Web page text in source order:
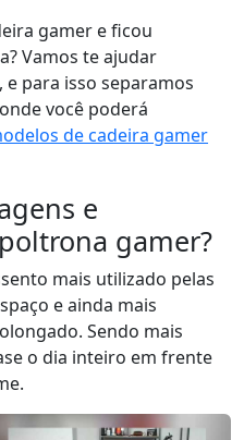
gamer e ficou
Vamos te ajudar
para isso separamos
você poderá
de cadeira gamer
e
gamer?
mais utilizado pelas
e ainda mais
Sendo mais
o dia inteiro em frente